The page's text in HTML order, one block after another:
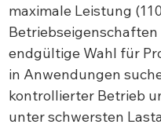
maximale Leistung
endgültige Wahl für
in Anwendungen
kontrollierter Betrieb
unter schwersten